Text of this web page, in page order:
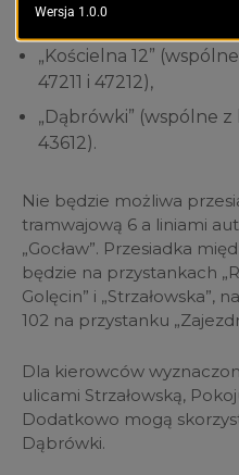
43212),
„Kościelna 12”
47211 i 47212),
„Dąbrówki” (wspólne z
43612).
Nie będzie możliwa
tramwajową 6 a liniami
„Gocław”. Przesiadka
będzie na przystankach
Golęcin” i „Strzałowska”,
102 na przystanku
Dla kierowców
ulicami Strzałowską,
Dodatkowo mogą
Dąbrówki.